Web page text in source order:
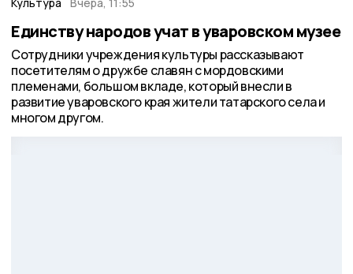
Культура Вчера, 11:55
Единству народов учат в уваровском музее
Сотрудники учреждения культуры рассказывают
посетителям о дружбе славян с мордовскими
племенами, большом вкладе, который внесли в
развитие уваровского края жители татарского села и
многом другом.